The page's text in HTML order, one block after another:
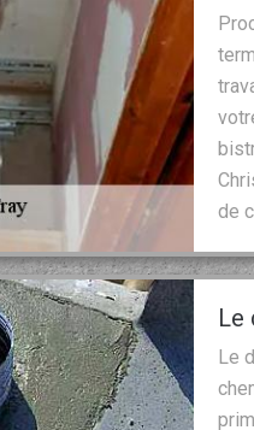
de
Le
Le